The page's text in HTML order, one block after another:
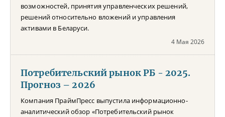
возможностей, принятия управленческих решений,
решений относительно вложений и управления
активами в Беларуси.
4 Мая 2026
Потребительский рынок РБ - 2025.
Прогноз – 2026
Компания ПраймПресс выпустила информационно-
аналитический обзор «Потребительский рынок